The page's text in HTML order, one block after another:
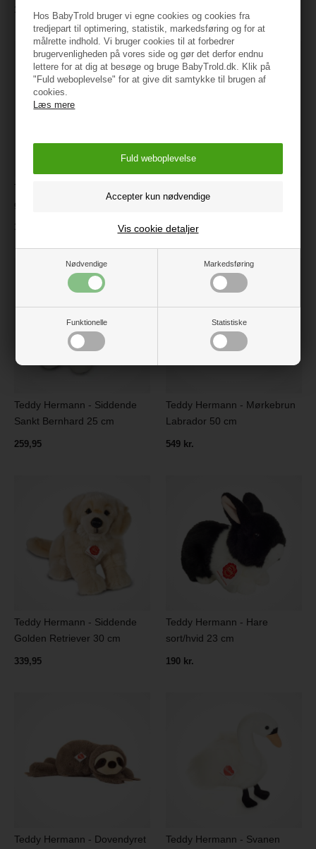
Hos BabyTrold bruger vi egne cookies og cookies fra
tredjepart til optimering, statistik, markedsføring og for at
målrette indhold. Vi bruger cookies til at forbedrer
brugervenligheden på vores side og gør det derfor endnu
lettere for at dig at besøge og bruge BabyTrold.dk. Klik på
"Fuld weboplevelse" for at give dit samtykke til brugen af
cookies.
Læs mere
Nødvendige Markedsføring
Funktionelle Statistiske
Vis cookie detaljer
169,40 129 kr.
Teddy Hermann - Stående kat
gråstribet 20 cm
199,95
Gravhund 28 cm
270 kr.
Teddy Hermann - Siddende
Sankt Bernhard 25 cm
259,95
Teddy Hermann - Mørkebrun
Labrador 50 cm
549 kr.
Teddy Hermann - Siddende
Golden Retriever 30 cm
339,95
Teddy Hermann - Hare
sort/hvid 23 cm
190 kr.
Teddy Hermann - Dovendyret
Teddy Hermann - Svanen